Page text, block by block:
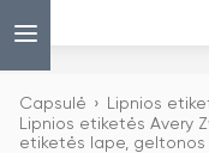
Capsulė › Lipnios
Lipnios etiketės Avery
etiketės lape, geltonos